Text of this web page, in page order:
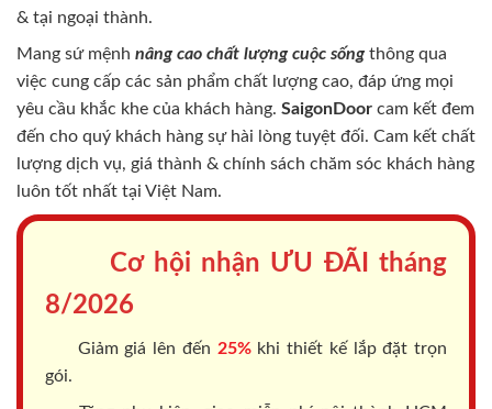
& tại ngoại thành.
Mang sứ mệnh nâng cao chất lượng cuộc sốngthông qua
việc cung cấp các sản phẩm chất lượng cao, đáp ứng mọi
yêu cầu khắc khe của khách hàng. SaigonDoor cam kết đem
đến cho quý khách hàng sự hài lòng tuyệt đối. Cam kết chất
lượng dịch vụ, giá thành & chính sách chăm sóc khách hàng
luôn tốt nhất tại Việt Nam.
Cơ hội nhận ƯU ĐÃI tháng
8/2026
Giảm giá lên đến 25%khi thiết kế lắp đặt trọn
gói.